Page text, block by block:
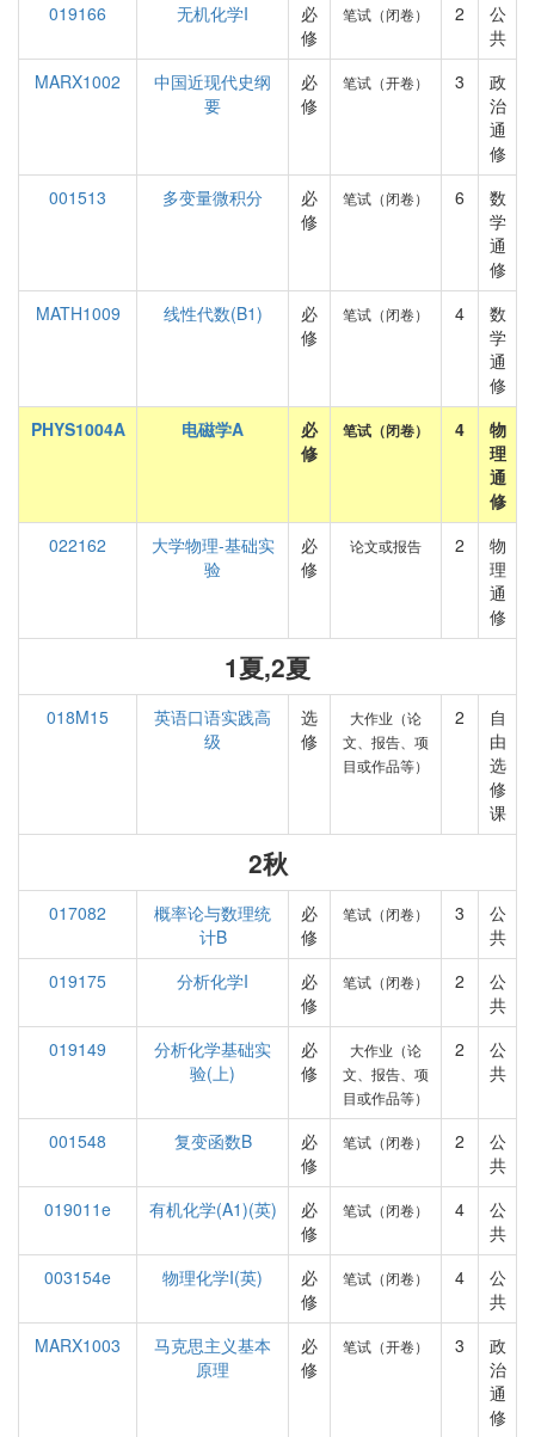
019166 无机化学I
必
修
笔试（闭卷） 2
公
共
MARX1002
中国近现代史纲
要
必
修
笔试（开卷） 3
政
治
通
修
001513
多变量微积分
必
修
笔试（闭卷） 6
数
学
通
修
MATH1009
线性代数(B1)
必
修
笔试（闭卷） 4
数
学
通
修
PHYS1004A
电磁学A
必
修
笔试（闭卷） 4
物
理
通
修
022162
大学物理-基础实
验
必
修
论文或报告 2
物
理
通
修
1夏,2夏
018M15
英语口语实践高
级
选
修
大作业（论
文、报告、项
目或作品等）
2
自
由
选
修
课
2秋
017082
概率论与数理统
计B
必
修
笔试（闭卷） 3
公
共
019175
分析化学I
必
修
笔试（闭卷） 2
公
共
019149
分析化学基础实
验(上)
必
修
大作业（论
文、报告、项
目或作品等）
2
公
共
001548 复变函数B
必
修
笔试（闭卷） 2
公
共
019011e
有机化学(A1)(英)
必
修
笔试（闭卷） 4
公
共
003154e
物理化学I(英)
必
修
笔试（闭卷） 4
公
共
MARX1003
马克思主义基本
原理
必
修
笔试（开卷） 3
政
治
通
修